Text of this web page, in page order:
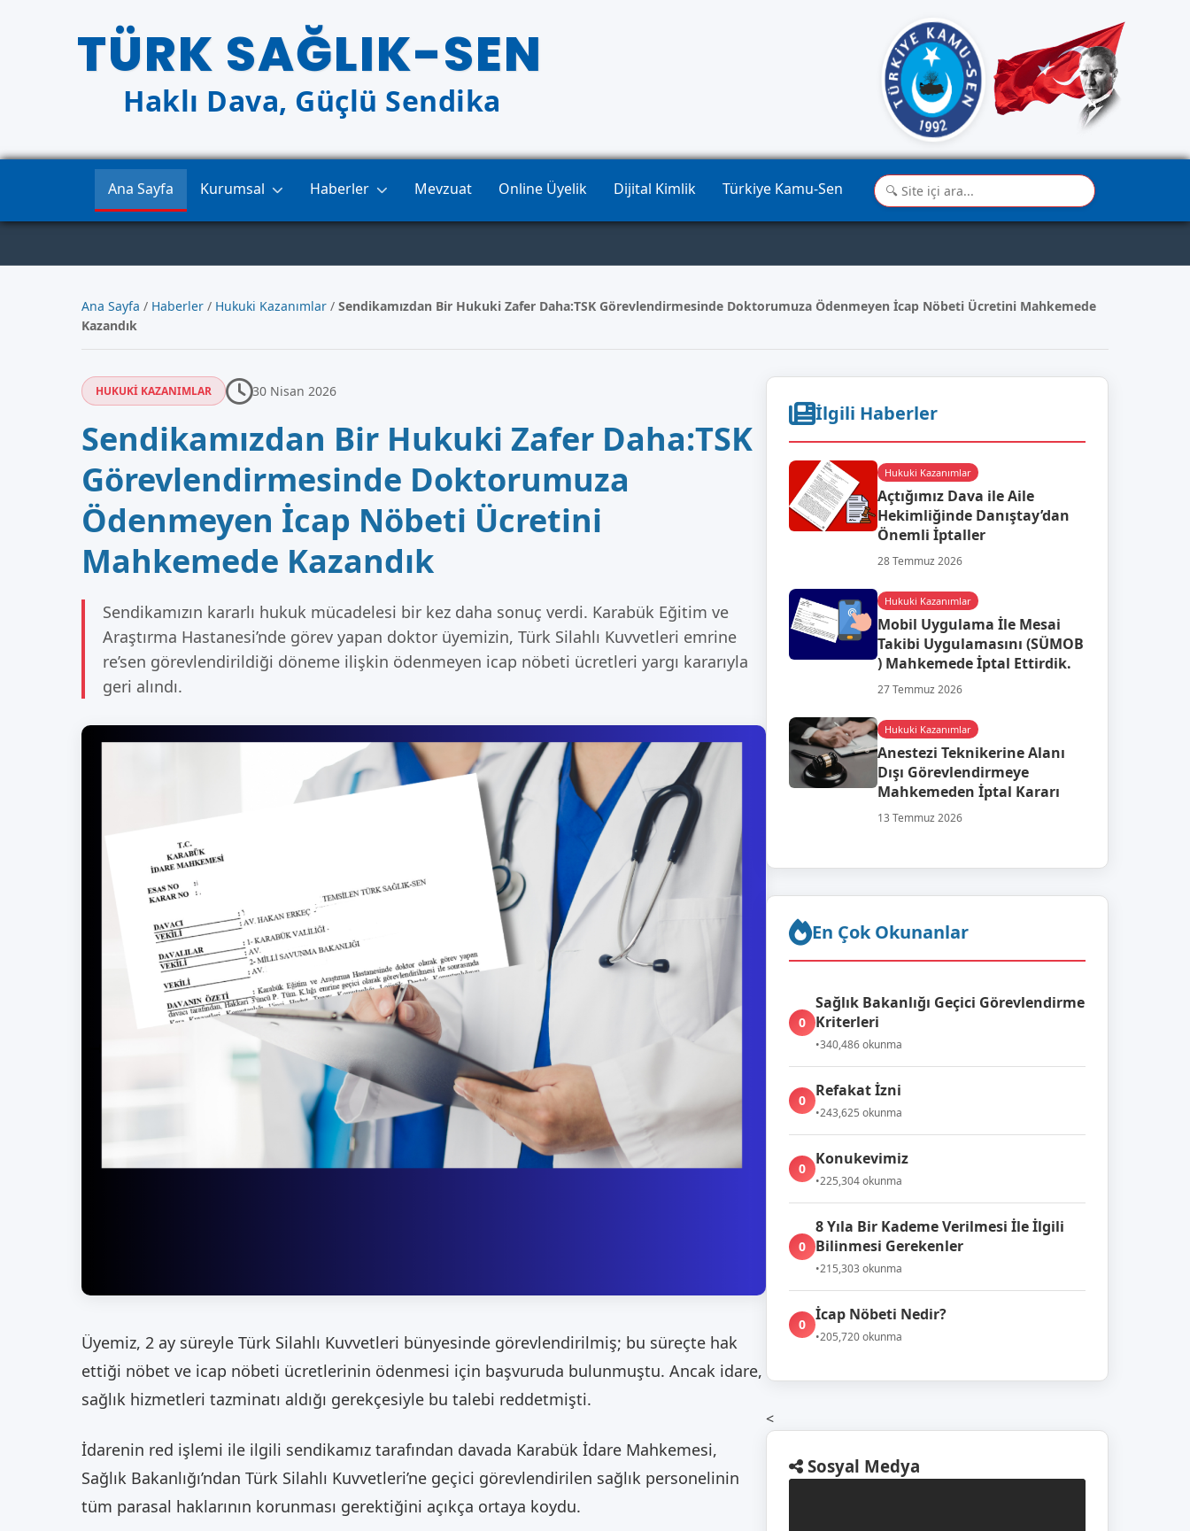
TÜRK SAĞLIK-SEN
Haklı Dava, Güçlü Sendika
Ana Sayfa Kurumsal Haberler Mevzuat Online Üyelik Dijital Kimlik Türkiye Kamu-Sen
Ana Sayfa / Haberler / Hukuki Kazanımlar / Sendikamızdan Bir Hukuki Zafer Daha:TSK Görevlendirmesinde Doktorumuza Ödenmeyen İcap Nöbeti Ücretini Mahkemede
Kazandık
HUKUKI KAZANIMLAR 30 Nisan 2026
Sendikamızdan Bir Hukuki Zafer Daha:TSK
Görevlendirmesinde Doktorumuza
Ödenmeyen İcap Nöbeti Ücretini
Mahkemede Kazandık
Sendikamızın kararlı hukuk mücadelesi bir kez daha sonuç verdi. Karabük Eğitim ve
Araştırma Hastanesi’nde görev yapan doktor üyemizin, Türk Silahlı Kuvvetleri emrine
re’sen görevlendirildiği döneme ilişkin ödenmeyen icap nöbeti ücretleri yargı kararıyla
geri alındı.
Üyemiz, 2 ay süreyle Türk Silahlı Kuvvetleri bünyesinde görevlendirilmiş; bu süreçte hak
ettiği nöbet ve icap nöbeti ücretlerinin ödenmesi için başvuruda bulunmuştu. Ancak idare,
sağlık hizmetleri tazminatı aldığı gerekçesiyle bu talebi reddetmişti.
İdarenin red işlemi ile ilgili sendikamız tarafından davada Karabük İdare Mahkemesi,
Sağlık Bakanlığı’ndan Türk Silahlı Kuvvetleri’ne geçici görevlendirilen sağlık personelinin
tüm parasal haklarının korunması gerektiğini açıkça ortaya koydu.
İlgili Haberler
Hukuki Kazanımlar
Açtığımız Dava ile Aile
Hekimliğinde Danıştay’dan
Önemli İptaller
28 Temmuz 2026
Hukuki Kazanımlar
Mobil Uygulama İle Mesai
Takibi Uygulamasını (SÜMOB
) Mahkemede İptal Ettirdik.
27 Temmuz 2026
Hukuki Kazanımlar
Anestezi Teknikerine Alanı
Dışı Görevlendirmeye
Mahkemeden İptal Kararı
13 Temmuz 2026
En Çok Okunanlar
0
Sağlık Bakanlığı Geçici Görevlendirme
Kriterleri
•340,486 okunma
0
Refakat İzni
•243,625 okunma
0
Konukevimiz
•225,304 okunma
0
8 Yıla Bir Kademe Verilmesi İle İlgili
Bilinmesi Gerekenler
•215,303 okunma
0
İcap Nöbeti Nedir?
•205,720 okunma
<
Sosyal Medya